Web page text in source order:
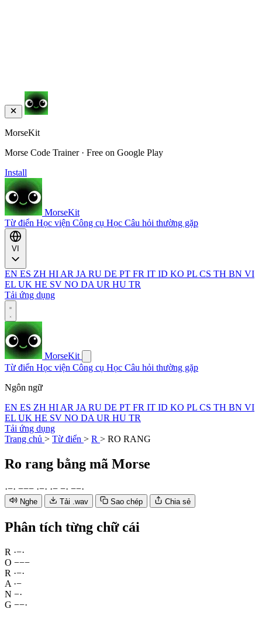
MorseKit
Morse Code Trainer · Free on Google Play
Install
MorseKit
Từ điển Học viện Công cụ Học Câu hỏi thường gặp
EN ES ZH HI AR JA RU DE PT FR IT ID KO PL CS TH BN VI
EL UK HE SV NO DA UR HU TR
Tải ứng dụng
MorseKit
Từ điển Học viện Công cụ Học Câu hỏi thường gặp
Ngôn ngữ
EN ES ZH HI AR JA RU DE PT FR IT ID KO PL CS TH BN VI
EL UK HE SV NO DA UR HU TR
Tải ứng dụng
Trang chủ > Từ điển > R > RO RANG
Ro rang bằng mã Morse
·−· −−− ·−· ·− −· −−·
Nghe Tải .wav Sao chép Chia sẻ
Phân tích từng chữ cái
R ·−·
O −−−
R ·−·
A ·−
N −·
G −−·